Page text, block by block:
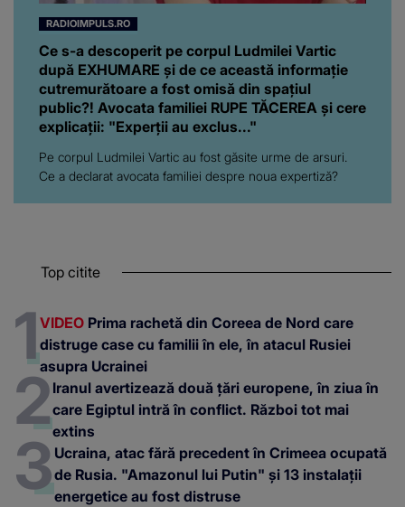
RADIOIMPULS.RO
Ce s-a descoperit pe corpul Ludmilei Vartic
după EXHUMARE și de ce această informație
cutremurătoare a fost omisă din spațiul
public?! Avocata familiei RUPE TĂCEREA și cere
explicații: "Experții au exclus..."
Pe corpul Ludmilei Vartic au fost găsite urme de arsuri.
Ce a declarat avocata familiei despre noua expertiză?
Top citite
VIDEO Prima rachetă din Coreea de Nord care
distruge case cu familii în ele, în atacul Rusiei
asupra Ucrainei
Iranul avertizează două țări europene, în ziua în
care Egiptul intră în conflict. Război tot mai
extins
Ucraina, atac fără precedent în Crimeea ocupată
de Rusia. "Amazonul lui Putin" și 13 instalații
energetice au fost distruse